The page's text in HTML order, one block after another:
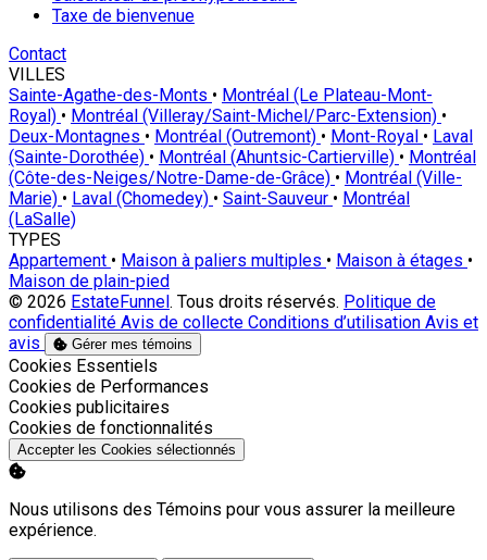
Taxe de bienvenue
Contact
VILLES
Sainte-Agathe-des-Monts • Montréal (Le Plateau-Mont-
Royal) • Montréal (Villeray/Saint-Michel/Parc-Extension) •
Deux-Montagnes • Montréal (Outremont) • Mont-Royal • Laval
(Sainte-Dorothée) • Montréal (Ahuntsic-Cartierville) • Montréal
(Côte-des-Neiges/Notre-Dame-de-Grâce) • Montréal (Ville-
Marie) • Laval (Chomedey) • Saint-Sauveur • Montréal
(LaSalle)
TYPES
Appartement • Maison à paliers multiples • Maison à étages •
Maison de plain-pied
© 2026 EstateFunnel . Tous droits réservés. Politique de
confidentialité Avis de collecte Conditions d’utilisation Avis et
avis
Gérer mes témoins
Activer
Cookies Essentiels
Activer
Cookies de Performances
Activer
Cookies publicitaires
Activer
Cookies de fonctionnalités
Accepter les Cookies sélectionnés
Nous utilisons des Témoins pour vous assurer la meilleure
expérience.